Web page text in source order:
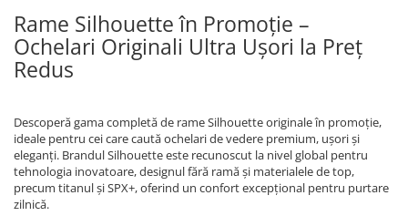
Rame Silhouette în Promoție –
Ochelari Originali Ultra Ușori la Preț
Redus
Descoperă gama completă de rame Silhouette originale în promoție,
ideale pentru cei care caută ochelari de vedere premium, ușori și
eleganți. Brandul Silhouette este recunoscut la nivel global pentru
tehnologia inovatoare, designul fără ramă și materialele de top,
precum titanul și SPX+, oferind un confort excepțional pentru purtare
zilnică.